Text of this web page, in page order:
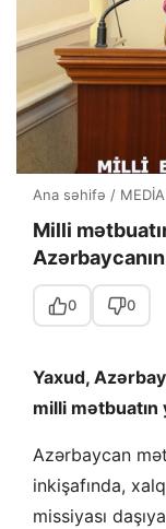
Ana səhifə / MEDİA
Milli
0 0
Yaxud,
milli
Azərbaycan
inkişafında,
missiyası